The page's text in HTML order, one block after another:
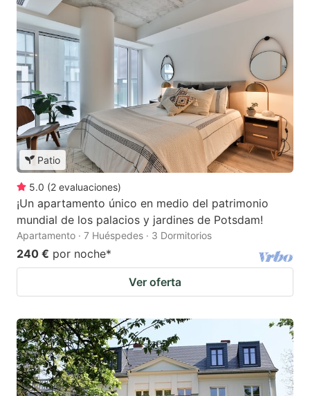
Patio
5.0 (2 evaluaciones)
¡Un apartamento único en medio del patrimonio
mundial de los palacios y jardines de Potsdam!
Apartamento · 7 Huéspedes · 3 Dormitorios
240 € por noche*
Ver oferta